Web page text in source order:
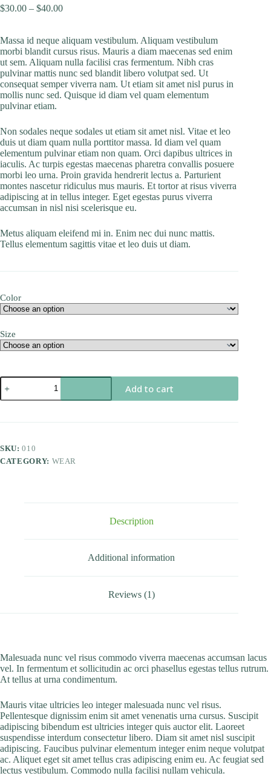
$30.00 – $40.00Price
through
$40.00
Massa id neque aliquam vestibulum. Aliquam vestibulum
morbi blandit cursus risus. Mauris a diam maecenas sed enim
ut sem. Aliquam nulla facilisi cras fermentum. Nibh cras
pulvinar mattis nunc sed blandit libero volutpat sed. Ut
consequat semper viverra nam. Ut etiam sit amet nisl purus in
mollis nunc sed. Quisque id diam vel quam elementum
pulvinar etiam.
Non sodales neque sodales ut etiam sit amet nisl. Vitae et leo
duis ut diam quam nulla porttitor massa. Id diam vel quam
elementum pulvinar etiam non quam. Orci dapibus ultrices in
iaculis. Ac turpis egestas maecenas pharetra convallis posuere
morbi leo urna. Proin gravida hendrerit lectus a. Parturient
montes nascetur ridiculus mus mauris. Et tortor at risus viverra
adipiscing at in tellus integer. Eget egestas purus viverra
accumsan in nisl nisi scelerisque eu.
Metus aliquam eleifend mi in. Enim nec dui nunc mattis.
Tellus elementum sagittis vitae et leo duis ut diam.
Color
Size
Eleifend
donec
pretium
sapien
Add to cart
SKU:010
CATEGORY: WEAR
Description
Additional information
Reviews (1)
Malesuada nunc vel risus commodo viverra maecenas accumsan lacus
vel. In fermentum et sollicitudin ac orci phasellus egestas tellus rutrum.
At tellus at urna condimentum.
Mauris vitae ultricies leo integer malesuada nunc vel risus.
Pellentesque dignissim enim sit amet venenatis urna cursus. Suscipit
adipiscing bibendum est ultricies integer quis auctor elit. Laoreet
suspendisse interdum consectetur libero. Diam sit amet nisl suscipit
adipiscing. Faucibus pulvinar elementum integer enim neque volutpat
ac. Aliquet eget sit amet tellus cras adipiscing enim eu. Ac feugiat sed
lectus vestibulum. Commodo nulla facilisi nullam vehicula.